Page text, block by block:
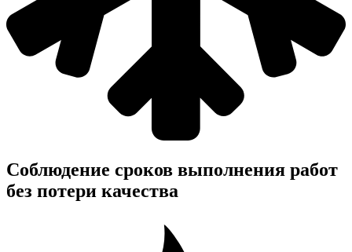
Соблюдение сроков выполнения работ
без потери качества